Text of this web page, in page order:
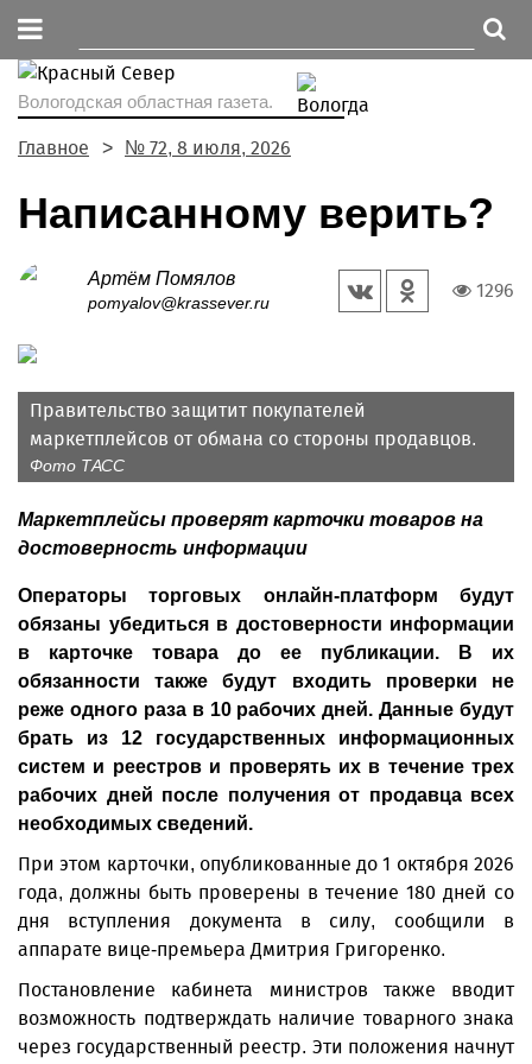
Вологодская областная газета.
Главное № 72, 8 июля, 2026
Написанному верить?
Артём Помялов
pomyalov@krassever.ru
1296
Правительство защитит покупателей
маркетплейсов от обмана со стороны продавцов.
Фото ТАСС
Маркетплейсы проверят карточки товаров на
достоверность информации
Операторы торговых онлайн-платформ будут
обязаны убедиться в достоверности информации
в карточке товара до ее публикации. В их
обязанности также будут входить проверки не
реже одного раза в 10 рабочих дней. Данные будут
брать из 12 государственных информационных
систем и реестров и проверять их в течение трех
рабочих дней пос­ле получения от продавца всех
необходимых сведений.
При этом карточки, опубликованные до 1 октября 2026
года, должны быть проверены в течение 180 дней со
дня вступления документа в силу, сообщили в
аппарате вице-премьера Дмитрия Григоренко.
Постановление кабинета министров также вводит
возможность подтверждать наличие товарного знака
через государственный реестр. Эти положения начнут